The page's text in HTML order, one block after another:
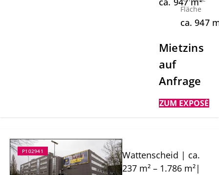
Fläche
ca. 947
Mietzins
auf
Anfrage
ZUM EXPOSÉ
P102941
Wattenscheid | ca.
237 m² – 1.786 m²|